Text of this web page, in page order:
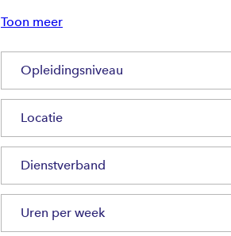
Toon meer
Opleidingsniveau
Locatie
Dienstverband
Uren per week